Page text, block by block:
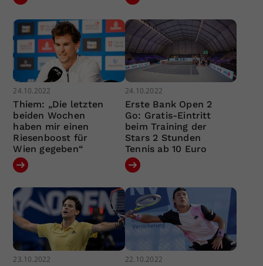
24.10.2022
Thiem: „Die letzten
beiden Wochen
haben mir einen
Riesenboost für
Wien gegeben“
24.10.2022
Erste Bank Open 2
Go: Gratis-Eintritt
beim Training der
Stars 2 Stunden
Tennis ab 10 Euro
23.10.2022 22.10.2022